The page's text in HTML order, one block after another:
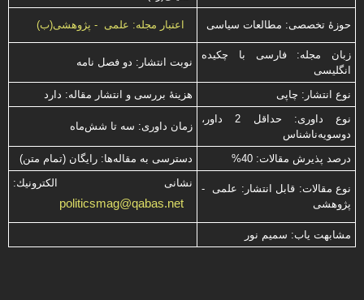
حوزۀ تخصصی: مطالعات سیاسی اعتبار مجله: علمی - پژوهشی(ب)
زبان مجله: فارسی با چكیده
انگلیسی
نوبت انتشار: دو فصل نامه
نوع انتشار: چاپی
هزینۀ بررسی و انتشار مقاله: دارد
نوع داوری: حداقل 2 داور،
دوسویه‌ناشناس
زمان داوری: سه تا شش‌ماه
درصد پذیرش مقالات: 40% دسترسی به مقاله‌ها: رایگان (تمام متن)
نوع مقالات: قابل انتشار: علمی -
پژوهشی
نشانی الكترونیك:
politicsmag@qabas.net
مشابهت ياب: سميم نور